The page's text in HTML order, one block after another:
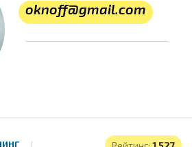
oknoff@gmail.com